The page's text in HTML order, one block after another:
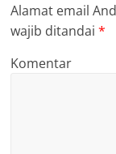
Alamat email
wajib ditandai*
Komentar